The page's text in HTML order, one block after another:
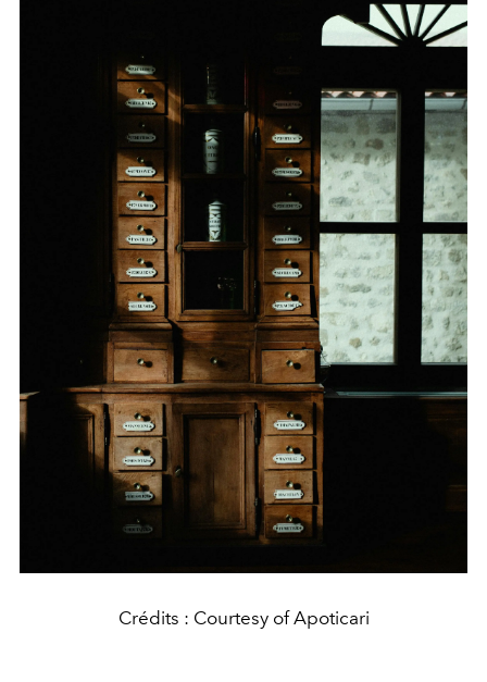
Crédits : Courtesy of Apoticari